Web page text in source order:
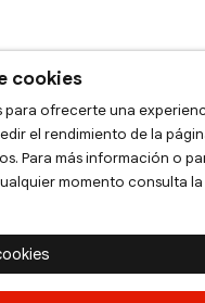
cookies
para ofrecerte una
el rendimiento de la
Para más información o
momento consulta la